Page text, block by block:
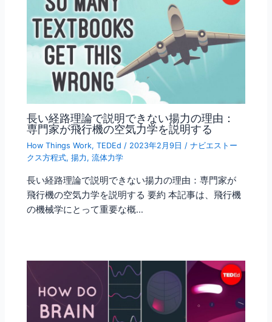
長い経路理論で説明できない揚力の理由：
専門家が飛行機の空気力学を説明する
How Things Work,TEDEd / 2023年2月9日/ナビエストー
クス方程式,揚力 ,流体力学
長い経路理論で説明できない揚力の理由：専門家が
飛行機の空気力学を説明する 要約 本記事は、飛行機
の機械学にとって重要な概…